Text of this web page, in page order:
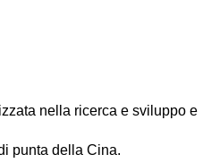
nella ricerca e sviluppo e
punta della Cina.